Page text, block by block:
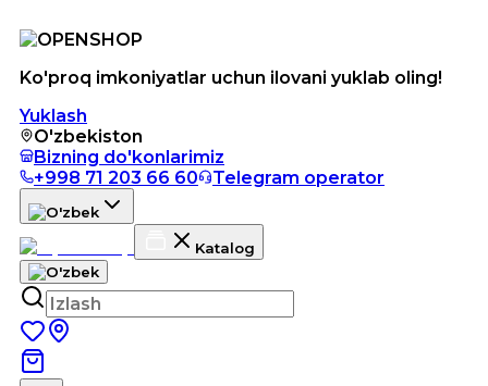
Ko'proq imkoniyatlar uchun ilovani yuklab oling!
Yuklash
O'zbekiston
Bizning do'konlarimiz
+998 71 203 66 60
Telegram operator
Katalog